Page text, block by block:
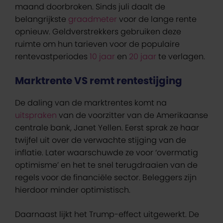
maand doorbroken. Sinds juli daalt de
belangrijkste graadmeter voor de lange rente
opnieuw. Geldverstrekkers gebruiken deze
ruimte om hun tarieven voor de populaire
rentevastperiodes 10 jaar en 20 jaar te verlagen.
Marktrente VS remt rentestijging
De daling van de marktrentes komt na
uitspraken van de voorzitter van de Amerikaanse
centrale bank, Janet Yellen. Eerst sprak ze haar
twijfel uit over de verwachte stijging van de
inflatie. Later waarschuwde ze voor ‘overmatig
optimisme’ en het te snel terugdraaien van de
regels voor de financiële sector. Beleggers zijn
hierdoor minder optimistisch.
Daarnaast lijkt het Trump-effect uitgewerkt. De